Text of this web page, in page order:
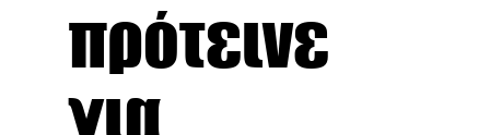
πρότεινε
για